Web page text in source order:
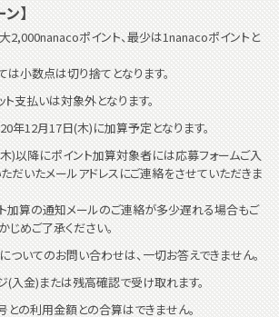
】
2,000nanacoポイント、最少は1nanacoポイントと
は小数点は切り捨てとなります。
支払いは対象外となります。
年12月17日(木)に加算予定となります。
)以降にポイント加算対象者には応募フォームご入
だいたメールアドレスにご連絡をさせていただきま
加算の通知メールのご連絡が多少遅れる場合もご
じめご了承ください。
ついてのお問い合わせは、一切お答えできません。
(入金)または残高確認で受け取れます。
の利用金額との合算はできません。